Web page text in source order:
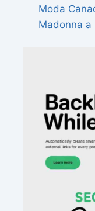
Moda
Madonna a